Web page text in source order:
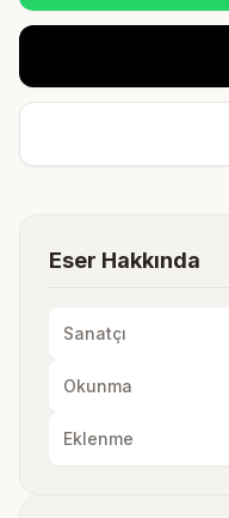
Eser Hakkında
Sanatçı
Okunma
Eklenme